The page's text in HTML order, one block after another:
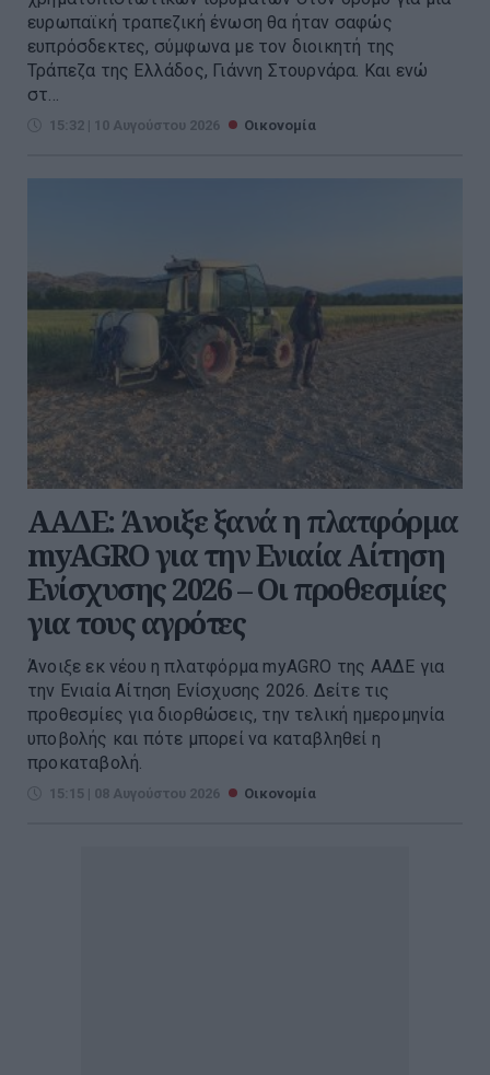
ευρωπαϊκή τραπεζική ένωση θα ήταν σαφώς
ευπρόσδεκτες, σύμφωνα με τον διοικητή της
Τράπεζα της Ελλάδος, Γιάννη Στουρνάρα. Και ενώ
στ...
15:32 | 10 Αυγούστου 2026 Οικονομία
ΑΑΔΕ: Άνοιξε ξανά η πλατφόρμα
myAGRO για την Ενιαία Αίτηση
Ενίσχυσης 2026 – Οι προθεσμίες
για τους αγρότες
Άνοιξε εκ νέου η πλατφόρμα myAGRO της ΑΑΔΕ για
την Ενιαία Αίτηση Ενίσχυσης 2026. Δείτε τις
προθεσμίες για διορθώσεις, την τελική ημερομηνία
υποβολής και πότε μπορεί να καταβληθεί η
προκαταβολή.
15:15 | 08 Αυγούστου 2026 Οικονομία